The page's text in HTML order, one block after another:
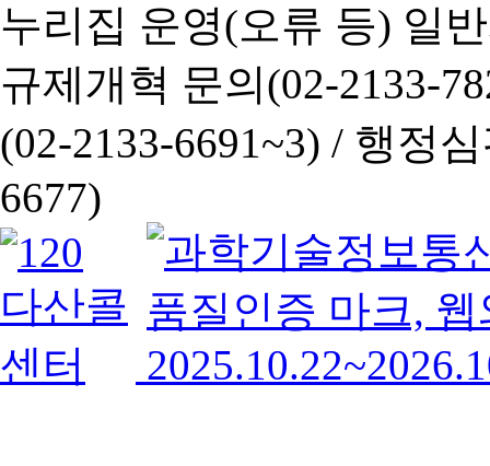
누리집 운영(오류 등) 일
규제개혁 문의(02-2133-
(02-2133-6691~3) / 행정심
6677)